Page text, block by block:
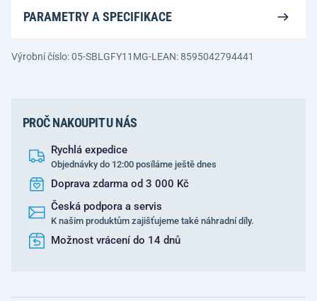
PARAMETRY A SPECIFIKACE
Výrobní číslo: 05-SBLGFY11MG-L EAN: 8595042794441
PROČ NAKOUPIT U NÁS
Rychlá expedice
Objednávky do 12:00 posíláme ještě dnes
Doprava zdarma od 3 000 Kč
Česká podpora a servis
K našim produktům zajišťujeme také náhradní díly.
Možnost vrácení do 14 dnů